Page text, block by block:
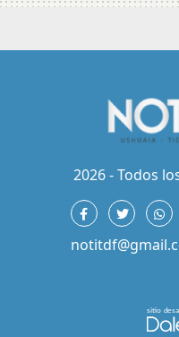
2026 - Todos